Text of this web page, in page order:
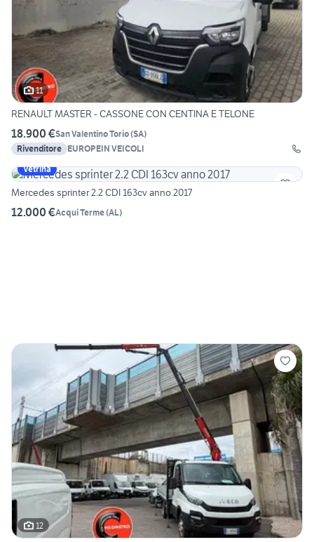
11
RENAULT MASTER - CASSONE CON CENTINA E TELONE
18.900 €San Valentino Torio(SA)
Rivenditore EUROPEIN VEICOLI
Vetrina
Mercedes sprinter 2.2 CDI 163cv anno 2017
12.000 €Acqui Terme(AL)
12